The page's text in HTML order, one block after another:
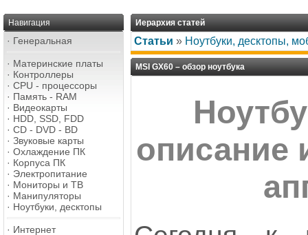
Навигация
· Генеральная
· Материнские платы
· Контроллеры
· CPU - процессоры
· Память - RAM
· Видеокарты
· HDD, SSD, FDD
· CD - DVD - BD
· Звуковые карты
· Охлаждение ПК
· Корпуса ПК
· Электропитание
· Мониторы и ТВ
· Манипуляторы
· Ноутбуки, десктопы
· Интернет
Иерархия статей
Статьи » Ноутбуки, десктопы,
MSI GX60 – обзор ноутбука
описание